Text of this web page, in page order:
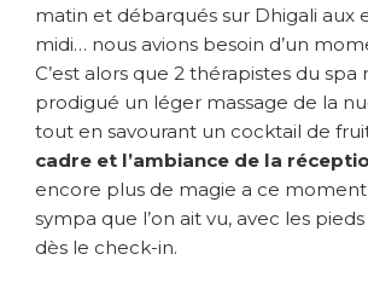
matin et débarqués sur Dhigali aux
midi… nous avions besoin d’un
C’est alors que 2 thérapistes du spa
prodigué un léger massage de la
tout en savourant un cocktail de
cadre et l’ambiance de la
encore plus de magie a ce moment
sympa que l’on ait vu, avec les
dès le check-in.